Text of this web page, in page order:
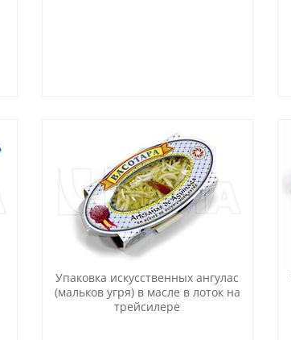
Упаковка искусственных ангулас
(мальков угря) в масле в лоток на
трейсилере